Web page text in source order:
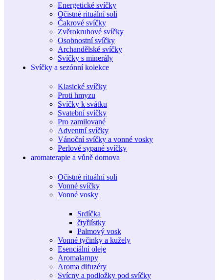
Energetické svíčky
Očistné rituální soli
Čakrové svíčky
Zvěrokruhové svíčky
Osobnostní svíčky
Archandělské svíčky
Svíčky s minerály
Svíčky a sezónní kolekce
Klasické svíčky
Proti hmyzu
Svíčky k svátku
Svatební svíčky
Pro zamilované
Adventní svíčky
Vánoční svíčky a vonné vosky
Perlové sypané svíčky
aromaterapie a vůně domova
Očistné rituální soli
Vonné svíčky
Vonné vosky
Srdíčka
čtyřlístky
Palmový vosk
Vonné tyčinky a kužely
Esenciální oleje
Aromalampy
Aroma difuzéry
Svícny a podložky pod svíčky